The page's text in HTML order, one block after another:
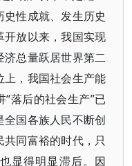
性成就、发生历史
放以来，我国实现
总量跃居世界第二
，我国社会生产能
落后的社会生产”已
国各族人民不断创
同富裕的时代，只
显得明显滞后。因